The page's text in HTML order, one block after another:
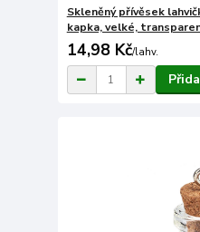
Skleněný přívěsek
kapka, velké,
14,98 Kč/lahv.